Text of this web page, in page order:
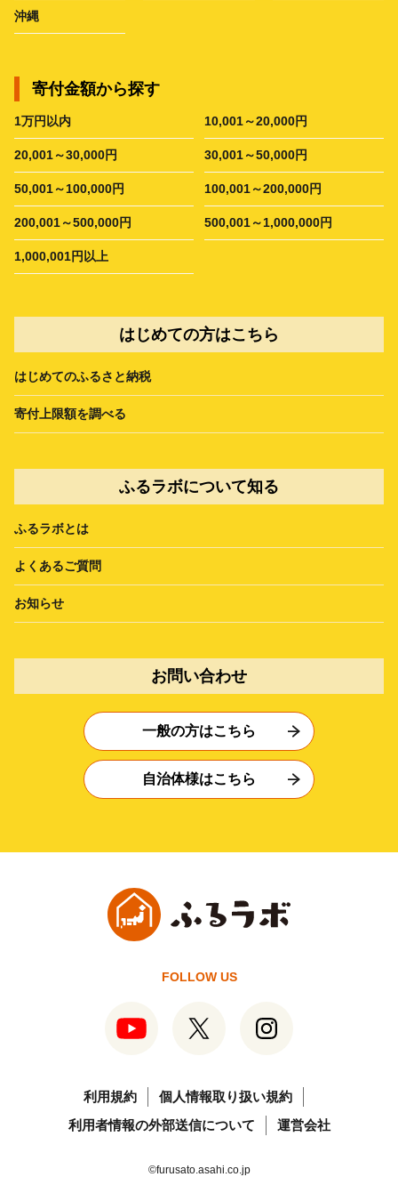
沖縄
寄付金額から探す
1万円以内 10,001～20,000円
20,001～30,000円 30,001～50,000円
50,001～100,000円 100,001～200,000円
200,001～500,000円 500,001～1,000,000円
1,000,001円以上
はじめての方はこちら
はじめてのふるさと納税
寄付上限額を調べる
ふるラボについて知る
ふるラボとは
よくあるご質問
お知らせ
お問い合わせ
一般の方はこちら
自治体様はこちら
FOLLOW US
利用規約
個人情報取り扱い規約
利用者情報の外部送信について
運営会社
©furusato.asahi.co.jp